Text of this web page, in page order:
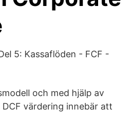
5: Kassaflöden - FCF -
och med hjälp av
värdering innebär att